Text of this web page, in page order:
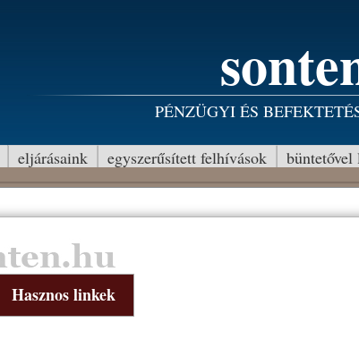
PÉNZÜGYI ÉS
eljárásaink egyszerűsített felhívások büntetővel
Hasznos linkek